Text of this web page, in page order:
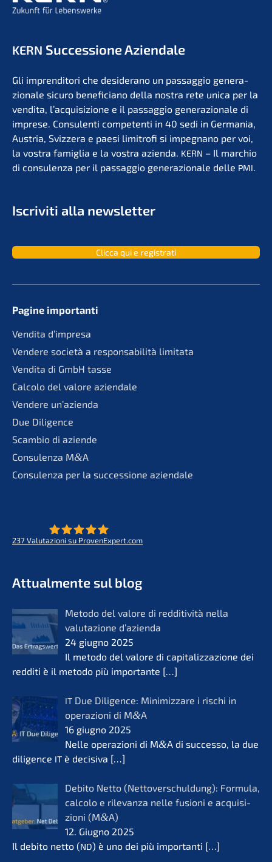
KERN Succes­sio­ne Aziendale
Gli impren­di­to­ri che deside­r­ano un passag­gio genera­
zio­na­le sicuro benefi­ci­a­no della nostra rete unica per la
vendita, l’acqui­si­zio­ne e il passag­gio genera­zio­na­le di
impre­se. Consu­len­ti compe­ten­ti in 40 sedi in Germa­nia,
Austria, Svizzera e paesi limit­ro­fi si impegna­no per voi,
la vostra famiglia e la vostra azien­da. KERN – Il marchio
di consu­len­za per il passag­gio genera­zio­na­le delle PMI.
Iscri­vi­ti alla newsletter
Clicca qui e registrati
Pagine importan­ti
Vendita d’impre­sa
Vende­re socie­tà a responsa­bi­li­tà limitata
Vendita di GmbH tasse
Calco­lo del valore aziendale
Vende­re un’azienda
Due Diligence
Scambio di aziende
Consu­len­za M&A
Consu­len­za per la succes­sio­ne aziendale
237 Valuta­zio­ni su ProvenExpert.com
Attual­men­te sul blog
Metodo del valore di reddi­ti­vi­tà nella
valuta­zio­ne d’azi­en­da
24 giugno 2025
Il metodo del valore di capita­liz­za­zio­ne dei
reddi­ti è il metodo più importan­te […]
IT Due Diligence: Minimiz­za­re i rischi in
opera­zio­ni di M&A
16 giugno 2025
Nelle opera­zio­ni di M&A di succes­so, la due
diligence IT è decisi­va […]
Debito Netto (Netto­ver­schul­dung): Formu­la,
calco­lo e rilevanza nelle fusio­ni e acqui­si­
zio­ni (M&A)
12. Giugno 2025
Il debito netto (ND) è uno dei più importan­ti […]